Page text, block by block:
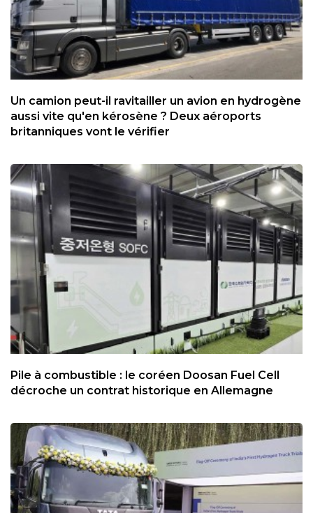
Un camion peut-il ravitailler un avion en hydrogène
aussi vite qu'en kérosène ? Deux aéroports
britanniques vont le vérifier
Pile à combustible : le coréen Doosan Fuel Cell
décroche un contrat historique en Allemagne